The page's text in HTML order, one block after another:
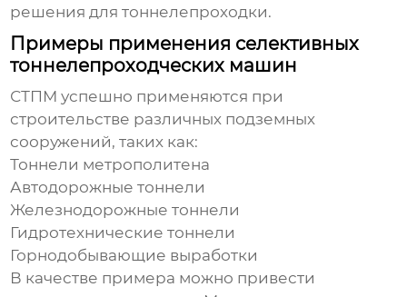
решения для тоннелепроходки.
Примеры применения селективных
тоннелепроходческих машин
СТПМ успешно применяются при
строительстве различных подземных
сооружений, таких как:
Тоннели метрополитена
Автодорожные тоннели
Железнодорожные тоннели
Гидротехнические тоннели
Горнодобывающие выработки
В качестве примера можно привести